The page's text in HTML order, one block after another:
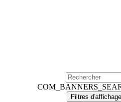
Filtres d'affichage